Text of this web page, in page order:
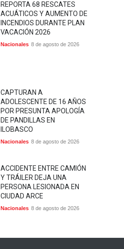
REPORTA 68 RESCATES
ACUÁTICOS Y AUMENTO DE
INCENDIOS DURANTE PLAN
VACACIÓN 2026
Nacionales 8 de agosto de 2026
CAPTURAN A
ADOLESCENTE DE 16 AÑOS
POR PRESUNTA APOLOGÍA
DE PANDILLAS EN
ILOBASCO
Nacionales 8 de agosto de 2026
ACCIDENTE ENTRE CAMIÓN
Y TRÁILER DEJA UNA
PERSONA LESIONADA EN
CIUDAD ARCE
Nacionales 8 de agosto de 2026